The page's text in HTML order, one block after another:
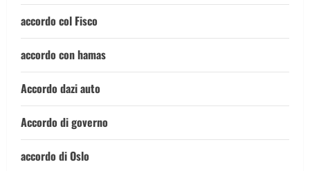
accordo col Fisco
accordo con hamas
Accordo dazi auto
Accordo di governo
accordo di Oslo